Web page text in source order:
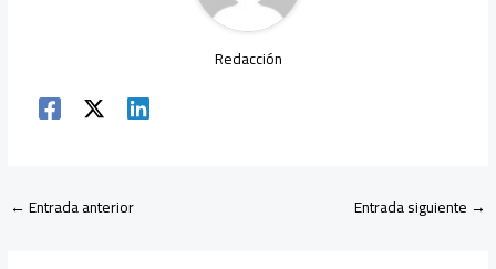
Redacción
←Entrada anterior Entrada siguiente →